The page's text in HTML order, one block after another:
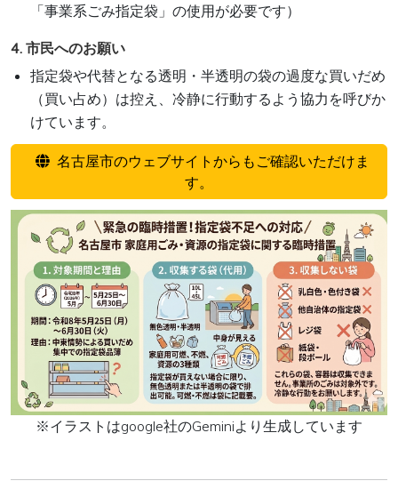
「事業系ごみ指定袋」の使用が必要です）
4. 市民へのお願い
指定袋や代替となる透明・半透明の袋の過度な買いだめ
（買い占め）は控え、冷静に行動するよう協力を呼びか
けています。
名古屋市のウェブサイトからもご確認いただけま
す。
※イラストはgoogle社のGeminiより生成しています